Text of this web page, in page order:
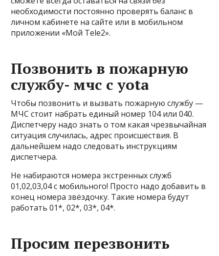
необходимости постоянно проверять баланс в
личном кабинете на сайте или в мобильном
приложении «Мой Tele2».
Позвонить в пожарную
службу- мчс с yota
Чтобы позвонить и вызвать пожарную службу —
МЧС стоит набрать единый номер 104 или 040.
Диспетчеру надо знать о том какая чрезвычайная
ситуация случилась, адрес происшествия. В
дальнейшем надо следовать инструкциям
диспетчера.
Не набираются номера экстренных служб
01,02,03,04 с мобильного! Просто надо добавить в
конец номера звёздочку. Такие номера будут
работать 01*, 02*, 03*, 04*.
Просим перезвонить